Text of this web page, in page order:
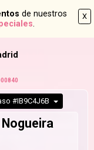
X
de nuestros
.
#IB9C4J6B